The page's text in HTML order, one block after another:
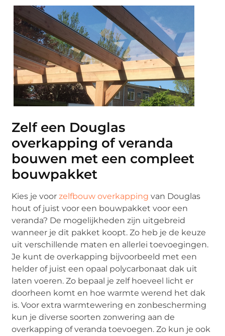
Zelf een Douglas
overkapping of veranda
bouwen met een compleet
bouwpakket
Kies je voorzelfbouw overkapping van Douglas
hout of juist voor een bouwpakket voor een
veranda? De mogelijkheden zijn uitgebreid
wanneer je dit pakket koopt. Zo heb je de keuze
uit verschillende maten en allerlei toevoegingen.
Je kunt de overkapping bijvoorbeeld met een
helder of juist een opaal polycarbonaat dak uit
laten voeren. Zo bepaal je zelf hoeveel licht er
doorheen komt en hoe warmte werend het dak
is. Voor extra warmtewering en zonbescherming
kun je diverse soorten zonwering aan de
overkapping of veranda toevoegen. Zo kun je ook